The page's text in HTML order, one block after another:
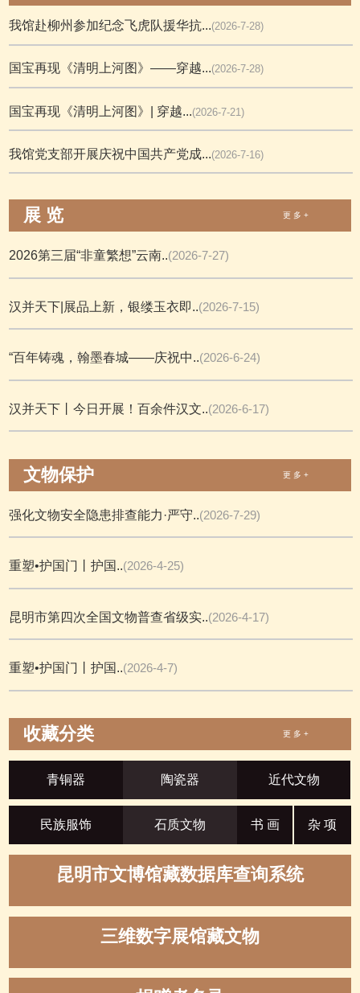
我馆赴柳州参加纪念飞虎队援华抗...(2026-7-28)
国宝再现《清明上河图》——穿越...(2026-7-28)
国宝再现《清明上河图》| 穿越...(2026-7-21)
我馆党支部开展庆祝中国共产党成...(2026-7-16)
展 览 更 多 +
2026第三届“非童繁想”云南..(2026-7-27)
汉并天下|展品上新，银缕玉衣即..(2026-7-15)
“百年铸魂，翰墨春城——庆祝中..(2026-6-24)
汉并天下丨今日开展！百余件汉文..(2026-6-17)
文物保护 更 多 +
强化文物安全隐患排查能力·严守..(2026-7-29)
重塑•护国门丨护国..(2026-4-25)
昆明市第四次全国文物普查省级实..(2026-4-17)
重塑•护国门丨护国..(2026-4-7)
收藏分类 更 多 +
青铜器 陶瓷器 近代文物
民族服饰 石质文物 书 画 杂 项
昆明市文博馆藏数据库查询系统
三维数字展馆藏文物